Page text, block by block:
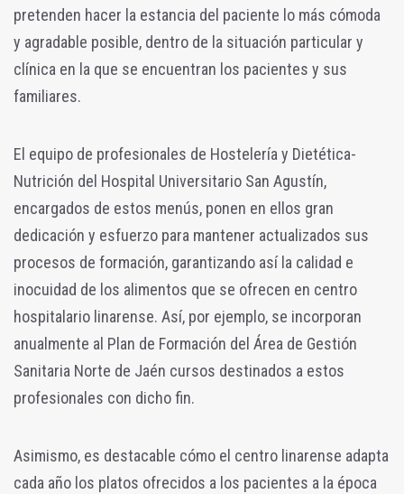
pretenden hacer la estancia del paciente lo más cómoda
y agradable posible, dentro de la situación particular y
clínica en la que se encuentran los pacientes y sus
familiares.
El equipo de profesionales de Hostelería y Dietética-
Nutrición del Hospital Universitario San Agustín,
encargados de estos menús, ponen en ellos gran
dedicación y esfuerzo para mantener actualizados sus
procesos de formación, garantizando así la calidad e
inocuidad de los alimentos que se ofrecen en centro
hospitalario linarense. Así, por ejemplo, se incorporan
anualmente al Plan de Formación del Área de Gestión
Sanitaria Norte de Jaén cursos destinados a estos
profesionales con dicho fin.
Asimismo, es destacable cómo el centro linarense adapta
cada año los platos ofrecidos a los pacientes a la época